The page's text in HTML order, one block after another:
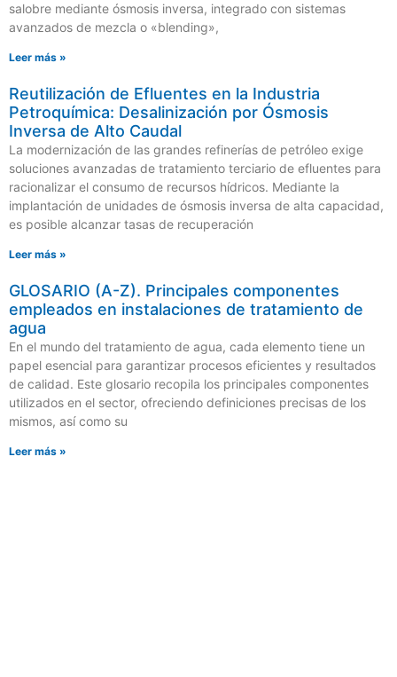
salobre mediante ósmosis inversa, integrado con sistemas
avanzados de mezcla o «blending»,
Leer más »
Reutilización de Efluentes en la Industria
Petroquímica: Desalinización por Ósmosis
Inversa de Alto Caudal
La modernización de las grandes refinerías de petróleo exige
soluciones avanzadas de tratamiento terciario de efluentes para
racionalizar el consumo de recursos hídricos. Mediante la
implantación de unidades de ósmosis inversa de alta capacidad,
es posible alcanzar tasas de recuperación
Leer más »
GLOSARIO (A-Z). Principales componentes
empleados en instalaciones de tratamiento de
agua
En el mundo del tratamiento de agua, cada elemento tiene un
papel esencial para garantizar procesos eficientes y resultados
de calidad. Este glosario recopila los principales componentes
utilizados en el sector, ofreciendo definiciones precisas de los
mismos, así como su
Leer más »